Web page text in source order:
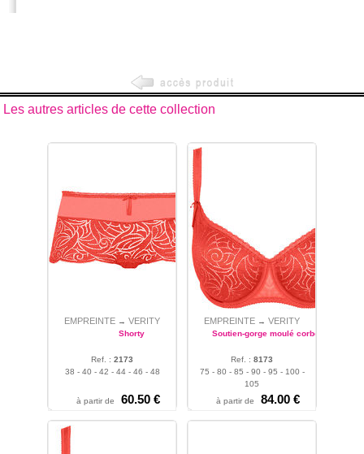
Les autres articles de cette collection
EMPREINTE → VERITY
Shorty
Ref. : 2173
38 - 40 - 42 - 44 - 46 - 48
à partir de 60.50 €
EMPREINTE → VERITY
Soutien-gorge moulé corbeille
Ref. : 8173
75 - 80 - 85 - 90 - 95 - 100 -
105
à partir de
84.00 €